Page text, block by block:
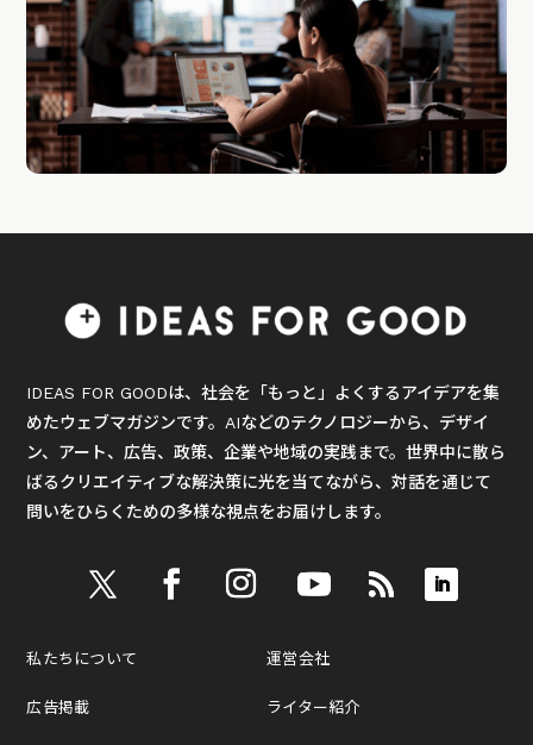
IDEAS FOR GOODは、社会を「もっと」よくするアイデアを集
めたウェブマガジンです。AIなどのテクノロジーから、デザイ
ン、アート、広告、政策、企業や地域の実践まで。世界中に散ら
ばるクリエイティブな解決策に光を当てながら、対話を通じて
問いをひらくための多様な視点をお届けします。
私たちについて
広告掲載
運営会社
ライター紹介